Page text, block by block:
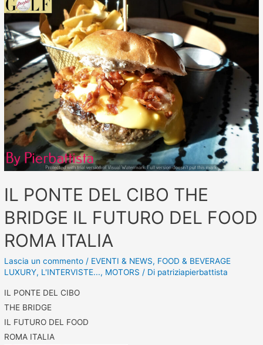
IL PONTE DEL CIBO THE
BRIDGE IL FUTURO DEL FOOD
ROMA ITALIA
Lascia un commento / EVENTI & NEWS, FOOD & BEVERAGE
LUXURY, L'INTERVISTE..., MOTORS / Di patriziapierbattista
IL PONTE DEL CIBO
THE BRIDGE
IL FUTURO DEL FOOD
ROMA ITALIA